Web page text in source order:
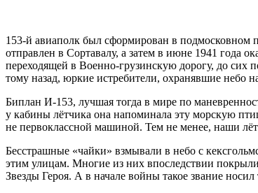
153-й авиаполк был сформирован в подмосковном
отправлен в Сортавалу, а затем в июне 1941 года
переходящей в Военно-грузинскую дорогу, до сих
тому назад, юркие истребители, охранявшие небо
Биплан И-153, лучшая тогда в мире по
у кабины лётчика она напоминала эту морскую
не первоклассной машиной. Тем не менее, наши
Бесстрашные «чайки» взмывали в небо с
этим улицам. Многие из них впоследствии
Звезды Героя. А в начале войны такое звание